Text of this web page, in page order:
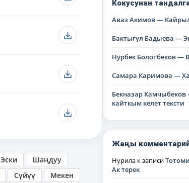
Кокусунан
Аваз Акимов —
Бактыгүл Бадыева —
Нурбек Болотбеков —
Самара Каримова —
Бекназар
кайткым келет тексти
Жаңы
Нурила к записи
Ак терек
Эски
Шаңдуу
Сүйүү Мекен